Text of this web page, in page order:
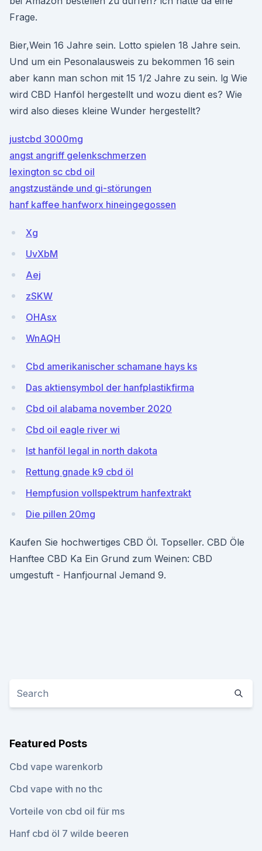
Frage.
Bier,Wein 16 Jahre sein. Lotto spielen 18 Jahre sein.
Und um ein Pesonalausweis zu bekommen 16 sein
aber kann man schon mit 15 1/2 Jahre zu sein. lg Wie
wird CBD Hanföl hergestellt und wozu dient es? Wie
wird also dieses kleine Wunder hergestellt?
justcbd 3000mg
angst angriff gelenkschmerzen
lexington sc cbd oil
angstzustände und gi-störungen
hanf kaffee hanfworx hineingegossen
Xg
UvXbM
Aej
zSKW
OHAsx
WnAQH
Cbd amerikanischer schamane hays ks
Das aktiensymbol der hanfplastikfirma
Cbd oil alabama november 2020
Cbd oil eagle river wi
Ist hanföl legal in north dakota
Rettung gnade k9 cbd öl
Hempfusion vollspektrum hanfextrakt
Die pillen 20mg
Kaufen Sie hochwertiges CBD Öl. Topseller. CBD Öle
Hanftee CBD Ka Ein Grund zum Weinen: CBD
umgestuft - Hanfjournal Jemand 9.
Featured Posts
Cbd vape warenkorb
Cbd vape with no thc
Vorteile von cbd oil für ms
Hanf cbd öl 7 wilde beeren